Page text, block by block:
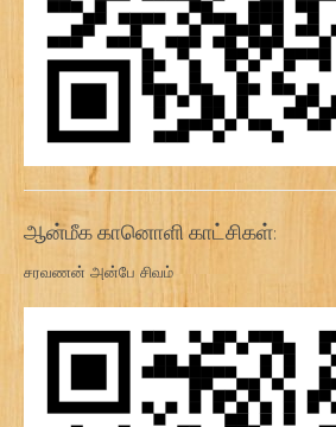
ஆன்மீக கானொளி காட்சிகள்:
சரவணன் அன்பே சிவம்